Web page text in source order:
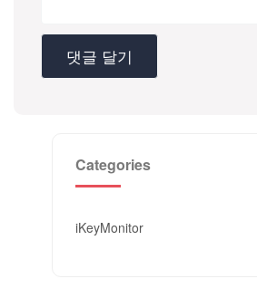
Categories
iKeyMonitor